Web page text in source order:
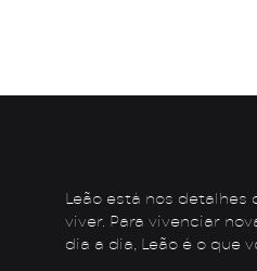
Leão está nos detalhes
viver. Para vivenciar
dia a dia, Leão é o que